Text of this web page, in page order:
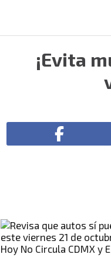
¡Evita
Hoy No Circula CDMX y